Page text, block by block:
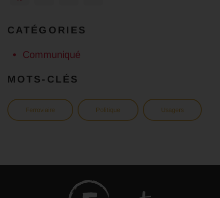
CATÉGORIES
Communiqué
MOTS-CLÉS
Ferroviaire Politique Usagers